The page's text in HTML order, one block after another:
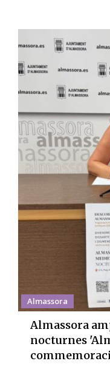
Almassora
Almassora
nocturnes